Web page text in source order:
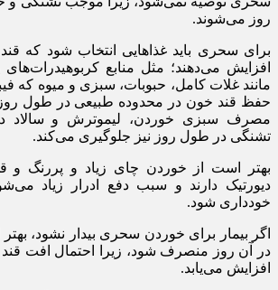
روز می‌شوند.
برای سحری باید غذاهایی انتخاب شود که
افزایش می‌دهند؛ مثل منابع کربوهیدرات‌های
مانند غلات کامل، حبوبات، سبزی و میوه که
حفظ قند خون در محدوده طبیعی در طول
مصرف سبزی خوردن، لیموترش و سالاد
تشنگی در طول روز نیز جلوگیری می‌کند.
بهتر است از خوردن چای زیاد و پررنگ و
دیورتیک دارند و سبب دفع ادرار زیاد
خودداری شود.
اگر بیمار برای خوردن سحری بیدار نشود،
در آن روز منصرف شود، زیرا احتمال افت
افزایش می‌یابد.